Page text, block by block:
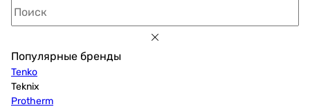
Популярные бренды
Tenko
Teknix
Protherm